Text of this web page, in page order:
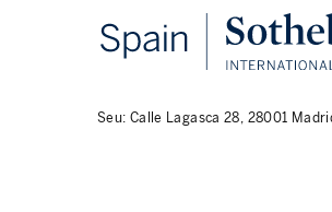
Seu: Calle Lagasca 28, 28001